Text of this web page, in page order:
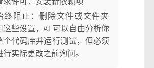
终阻止：删除文件或文件夹
这些设置，AI 可以自由分析你
个代码库并运行测试，但必须
实际更改之前询问。